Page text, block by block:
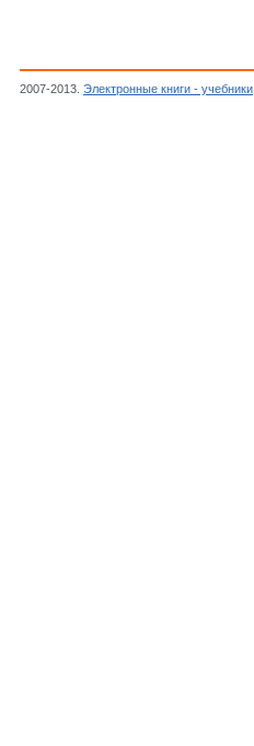
2007-2013. Электронные книги - учебники